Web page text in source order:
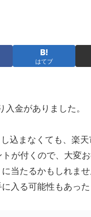
はてブ
入金がありました
込まなくても、楽
が付くので、大変
当たるかもしれま
入る可能性もあった